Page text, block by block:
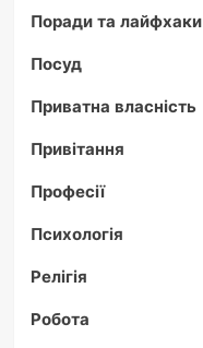
Поради та лайфхаки
Посуд
Приватна власність
Привітання
Професії
Психологія
Релігія
Робота